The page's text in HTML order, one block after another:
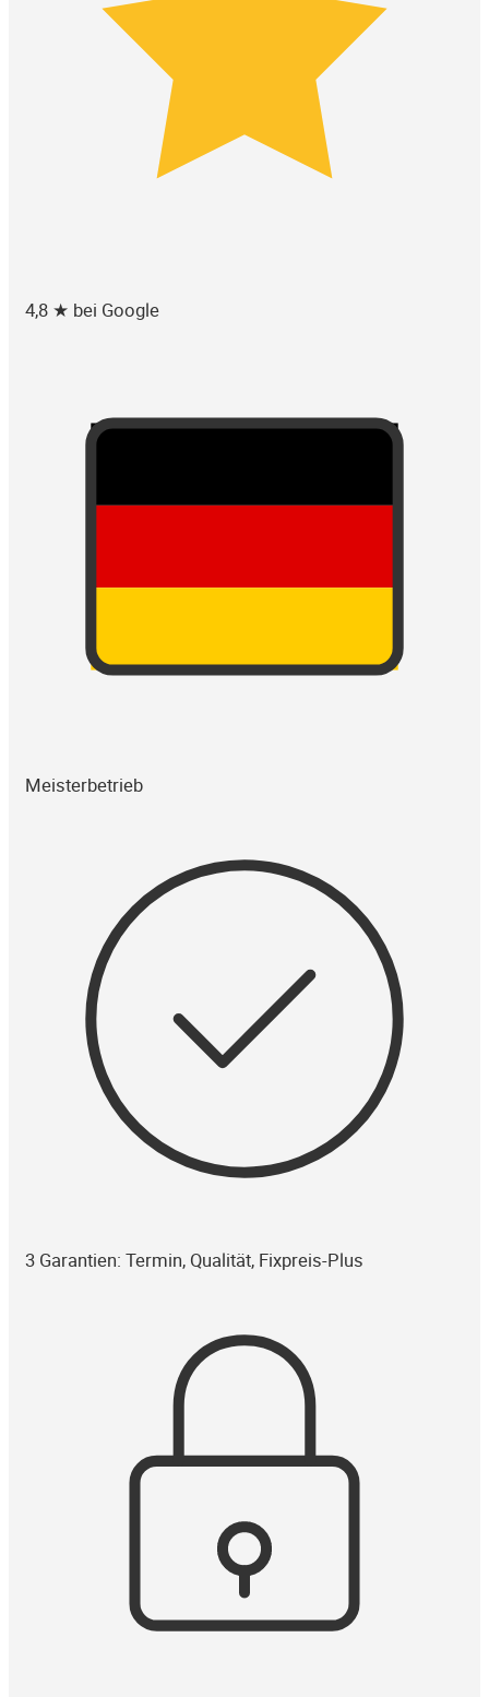
4,8 ★ bei Google
Meisterbetrieb
3 Garantien: Termin, Qualität, Fixpreis-Plus